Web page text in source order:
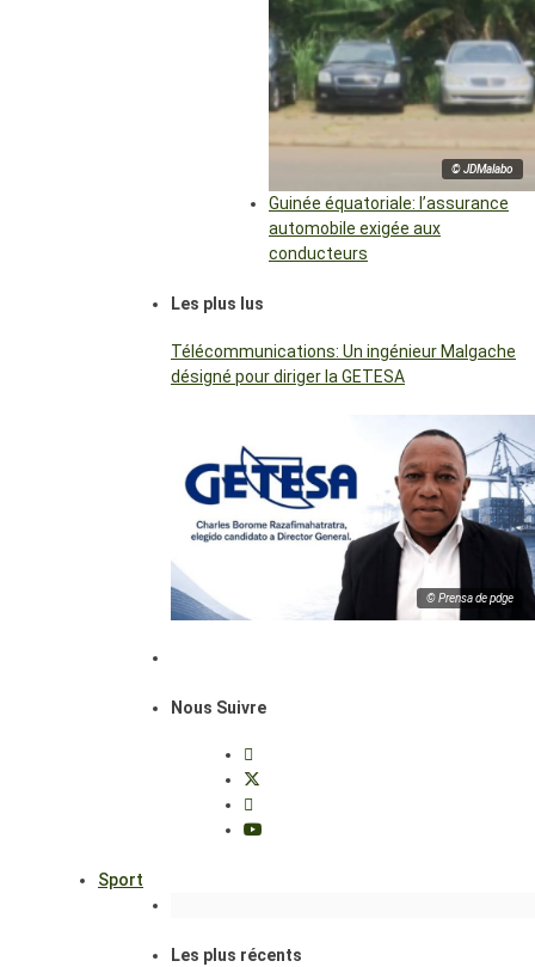
© JDMalabo
Guinée équatoriale: l’assurance
automobile exigée aux
conducteurs
Les plus lus
Télécommunications: Un ingénieur Malgache
désigné pour diriger la GETESA
© Prensa de pdge
Nous Suivre
Sport
Les plus récents